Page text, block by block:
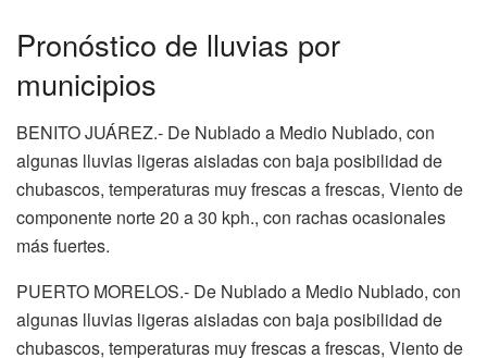
Pronóstico de lluvias por
municipios
BENITO JUÁREZ.- De Nublado a Medio Nublado, con
algunas lluvias ligeras aisladas con baja posibilidad de
chubascos, temperaturas muy frescas a frescas, Viento de
componente norte 20 a 30 kph., con rachas ocasionales
más fuertes.
PUERTO MORELOS.- De Nublado a Medio Nublado, con
algunas lluvias ligeras aisladas con baja posibilidad de
chubascos, temperaturas muy frescas a frescas, Viento de